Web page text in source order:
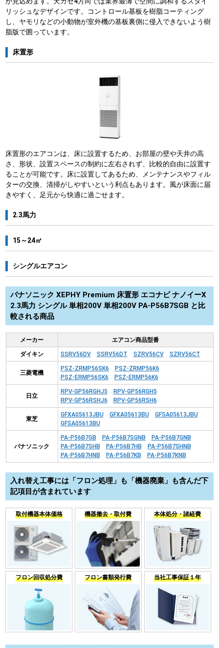
リッシュなデザインです。コントロール基板を樹脂コーティング
し、ヤモリなどの小動物が室外機の基板裏側に侵入できないよう樹
脂版で囲っています。
床置形
床置形のエアコンは、床に設置するため、お部屋の壁や天井の高
さ、形状、設置スペースの制約に左右されず、比較的自由に設置す
ることが可能です。床に設置してあるため、メンテナンスやフィル
ターの交換、清掃がしやすいという利点もあります。風が床面に届
きやすく、足元から快適に過ごせます。
2.3馬力
15～24㎡
シングルエアコン
パナソニック XEPHY Premium 床置形 エコナビ ナノイーX
2.3馬力 シングル 単相200V 単相200V PA-P56B7SGB と比
較される商品
メーカー エアコン商品型番
ダイキン SSRV56DV SSRV56DT SZRV56CV SZRV56CT
三菱電機
PSZ-ZRMP56SK6
PSZ-ZRMP56K6
PSZ-ERMP56SK6
PSZ-ERMP56K6
日立
RPV-GP56RGHJ5
RPV-GP56RGH5
RPV-GP56RSHJ6
RPV-GP56RSH6
東芝
GFXA05613JBU GFXA05613BU
GFSA05613JBU
GFSA05613BU
パナソニック
PA-P56B7GB PA-P56B7SGNB
PA-P56B7GNB
PA-P56B7SHB
PA-P56B7HB
PA-P56B7SHNB
PA-P56B7HNB
PA-P56B7KB PA-P56B7KNB
入れ替え工事には「フロン処理」も「機器廃棄」も含んだ下
記項目が含まれています
取付機器本体価格 機器撤去・取付費 本体処分・諸経費
フロン回収処分費 フロン書類発行費 当社工事保証１年